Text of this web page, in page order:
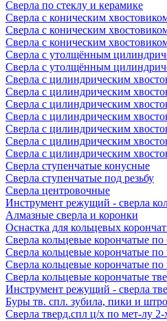
Сверла по стеклу и керамике
Сверла с коническим
Сверла с коническим
Сверла с коническим
Сверла с утолщённым
Сверла с утолщённым
Сверла с цилиндрическим
Сверла с цилиндрическим
Сверла с цилиндрическим
Сверла с цилиндрическим
Сверла с цилиндрическим
Сверла с цилиндрическим
Сверла с цилиндрическим
Сверла ступенчатые конусные
Сверла ступенчатые под резьбу
Сверла центровочные
Инструмент режущий - сверла
Алмазные сверла и коронки
Оснастка для кольцевых
Сверла кольцевые корончатые по
Сверла кольцевые корончатые
Сверла кольцевые корончатые
Сверла кольцевые корончатые
Инструмент режущий - сверла
Буры тв. спл. зубила, пики и
Сверла тверд.спл ц/х по мет-лу 2-